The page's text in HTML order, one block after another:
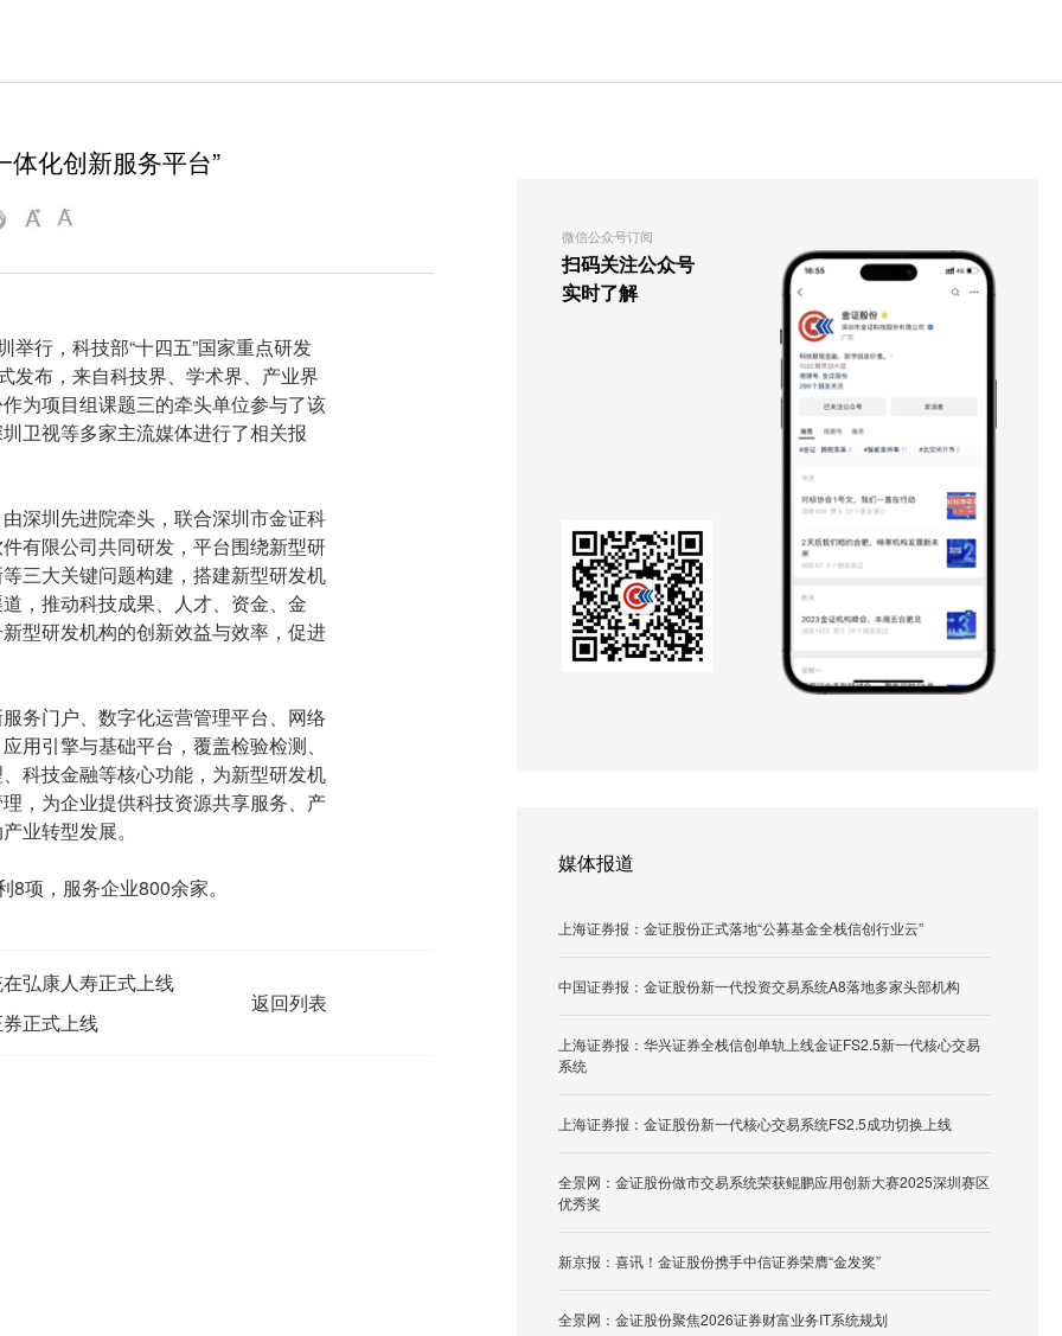
体化创新服务平台”
行，科技部“十四五”国家重点研发
发布，来自科技界、学术界、产业界
为项目组课题三的牵头单位参与了该
卫视等多家主流媒体进行了相关报
圳先进院牵头，联合深圳市金证科
有限公司共同研发，平台围绕新型研
三大关键问题构建，搭建新型研发机
，推动科技成果、人才、资金、金
型研发机构的创新效益与效率，促进
门户、数字化运营管理平台、网络
用引擎与基础平台，覆盖检验检测、
科技金融等核心功能，为新型研发机
，为企业提供科技资源共享服务、产
业转型发展。
，服务企业800余家。
弘康人寿正式上线
正式上线
返回列表
微信公众号订阅
扫码关注公众号
实时了解
媒体报道
上海证券报：金证股份正式落地“公募基金全栈信创行业云”
中国证券报：金证股份新一代投资交易系统A8落地多家头部机构
上海证券报：华兴证券全栈信创单轨上线金证FS2.5新一代核心交易
系统
上海证券报：金证股份新一代核心交易系统FS2.5成功切换上线
全景网：金证股份做市交易系统荣获鲲鹏应用创新大赛2025深圳赛区
优秀奖
新京报：喜讯！金证股份携手中信证券荣膺“金发奖”
全景网：金证股份聚焦2026证券财富业务IT系统规划